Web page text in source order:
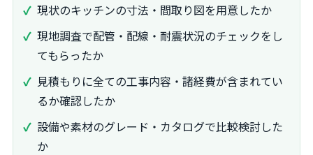
現状のキッチンの寸法・間取り図を用意したか
現地調査で配管・配線・耐震状況のチェックをし
てもらったか
見積もりに全ての工事内容・諸経費が含まれてい
るか確認したか
設備や素材のグレード・カタログで比較検討した
か